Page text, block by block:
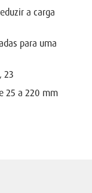
a carga
para uma
23
25 a 220 mm